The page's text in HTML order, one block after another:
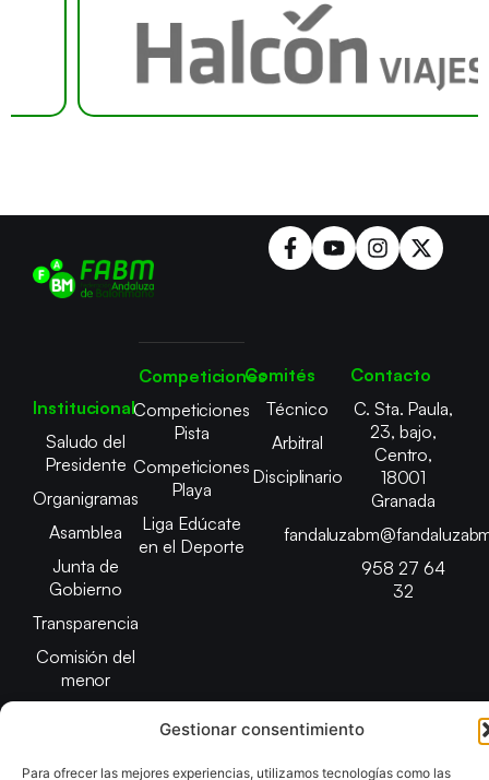
Gestionar consentimiento
Para ofrecer las mejores experiencias, utilizamos tecnologías como las
Institucional
Saludo del
Presidente
Organigramas
Asamblea
Junta de
Gobierno
Transparencia
Comisión del
menor
Competiciones
Competiciones
Pista
Competiciones
Playa
Liga Edúcate
en el Deporte
Comités
Técnico
Arbitral
Disciplinario
Contacto
C. Sta. Paula,
23, bajo,
Centro,
18001
Granada
958 27 64
32